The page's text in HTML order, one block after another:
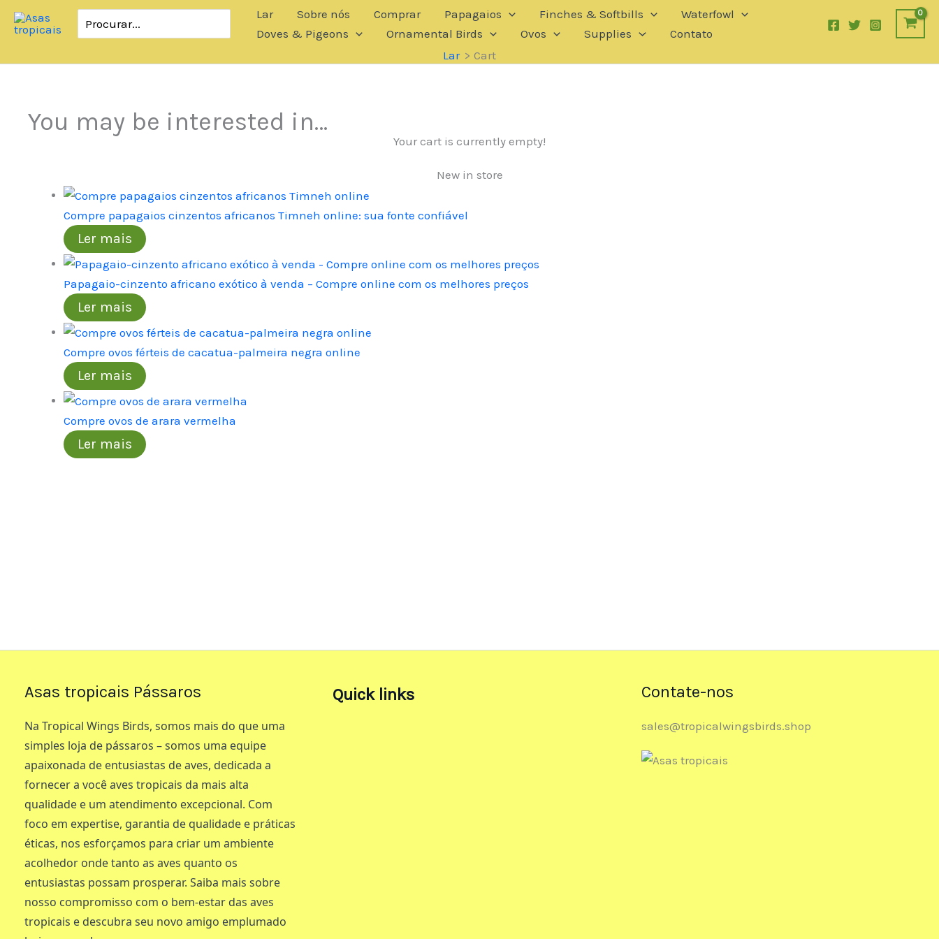
Pular
para
conteúdo
Lar Sobre nós Comprar Papagaios Finches & Softbills
Waterfowl
Doves & Pigeons
Ornamental Birds Ovos Supplies
Contato
Lar
Cart
You may be interested in…
Your cart is currently empty!
New in store
Compre papagaios cinzentos africanos Timneh online: sua fonte confiável
Ler mais
Papagaio-cinzento africano exótico à venda – Compre online com os melhores preços
Ler mais
Compre ovos férteis de cacatua-palmeira negra online
Ler mais
Compre ovos de arara vermelha
Ler mais
Asas tropicais Pássaros
Na Tropical Wings Birds, somos mais do que uma
simples loja de pássaros – somos uma equipe
apaixonada de entusiastas de aves, dedicada a
fornecer a você aves tropicais da mais alta
qualidade e um atendimento excepcional. Com
foco em expertise, garantia de qualidade e práticas
éticas, nos esforçamos para criar um ambiente
acolhedor onde tanto as aves quanto os
entusiastas possam prosperar. Saiba mais sobre
nosso compromisso com o bem-estar das aves
tropicais e descubra seu novo amigo emplumado
Quick links Contate-nos
sales@tropicalwingsbirds.shop